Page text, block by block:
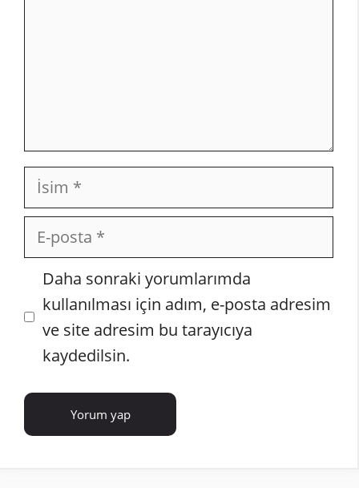
İsim
posta
İnternet
sitesi
Daha sonraki yorumlarımda
kullanılması için adım, e-posta adresim
ve site adresim bu tarayıcıya
kaydedilsin.